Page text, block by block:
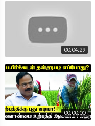
00:04:29
00:00:00